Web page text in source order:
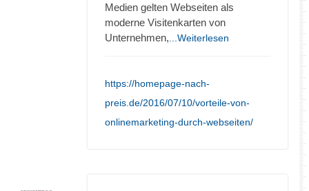
Medien gelten Webseiten als
moderne Visitenkarten von
Unternehmen, ...Weiterlesen
https://homepage-nach-
preis.de/2016/07/10/vorteile-von-
onlinemarketing-durch-webseiten/